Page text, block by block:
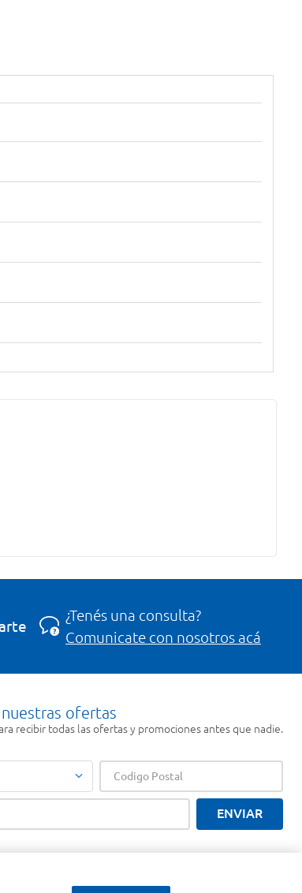
¿Tenés una consulta?
Comunicate con nosotros acá
ofertas
recibir todas las ofertas y promociones antes que nadie.
ENVIAR